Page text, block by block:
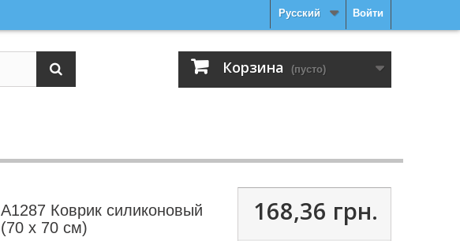
Войти
Русский
Корзина (пусто)
A1287 Коврик силиконовый
(70 х 70 см)
168,36 грн.